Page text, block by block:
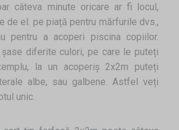
câteva minute oricare ar fi locul,
de el: pe piață pentru mărfurile dvs.,
pentru a acoperi piscina copiilor.
diferite culori, pe care le puteți
la un acoperiș 2x2m puteți
albe, sau galbene. Astfel veți
unic.